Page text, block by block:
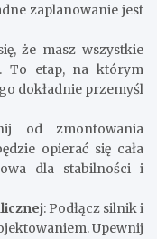
zaplanowanie jest
że masz wszystkie
To etap, na którym
dokładnie przemyśl
od zmontowania
opierać się cała
dla stabilności i
: Podłącz silnik i
Upewnij